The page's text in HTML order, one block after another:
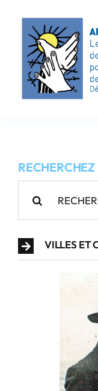
contenu
AFMD 30
Les victimes
RECHERCHEZ
VILLES ET